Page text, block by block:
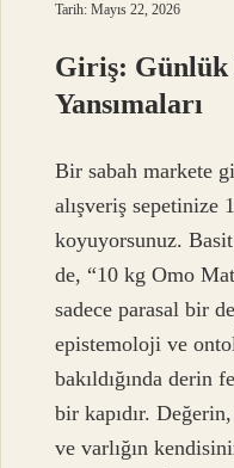
Tarih: Mayıs 22, 2026
Giriş: Günlük
Yansımaları
Bir sabah markete
alışveriş sepetinize
koyuyorsunuz.
de, “10 kg Omo
sadece parasal bir
epistemoloji ve
bakıldığında derin
bir kapıdır.
ve varlığın